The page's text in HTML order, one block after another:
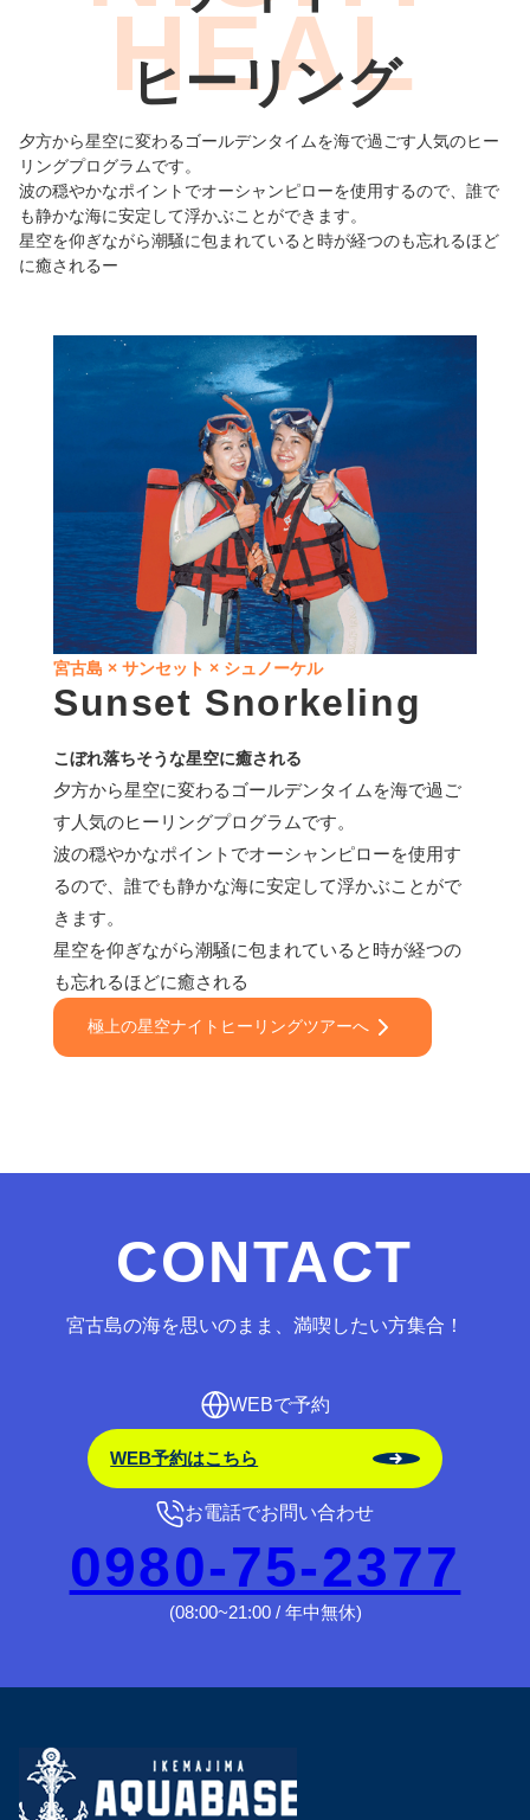
ヒーリング
夕方から星空に変わるゴールデンタイムを海で過ごす人気のヒー
リングプログラムです。
波の穏やかなポイントでオーシャンピローを使用するので、誰で
も静かな海に安定して浮かぶことができます。
星空を仰ぎながら潮騒に包まれていると時が経つのも忘れるほど
に癒されるー
宮古島 × サンセット × シュノーケル
Sunset Snorkeling
こぼれ落ちそうな星空に癒される
夕方から星空に変わるゴールデンタイムを海で過ご
す人気のヒーリングプログラムです。
波の穏やかなポイントでオーシャンピローを使用す
るので、誰でも静かな海に安定して浮かぶことがで
きます。
星空を仰ぎながら潮騒に包まれていると時が経つの
も忘れるほどに癒される
極上の星空ナイトヒーリングツアーへ
CONTACT
宮古島の海を思いのまま、満喫したい方集合！
WEBで予約
WEB予約はこちら
お電話でお問い合わせ
0980-75-2377
(08:00~21:00 / 年中無休)